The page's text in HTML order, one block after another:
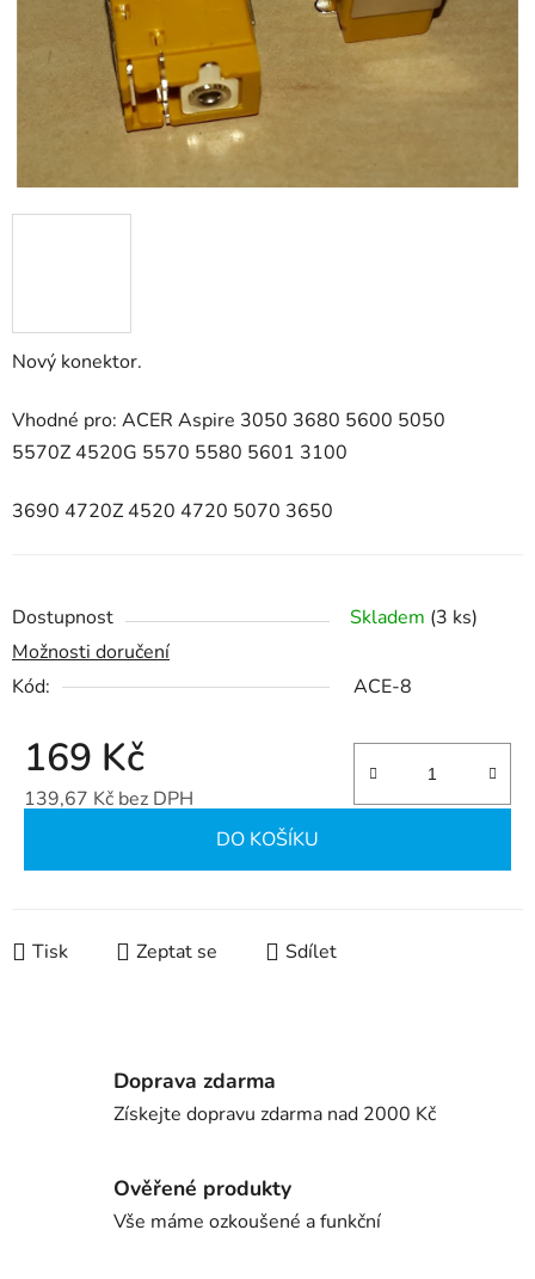
Nový konektor.
Vhodné pro: ACER Aspire 3050 3680 5600 5050
5570Z 4520G 5570 5580 5601 3100
3690 4720Z 4520 4720 5070 3650
Dostupnost Skladem (3 ks)
Možnosti doručení
Kód:
ACE-8
169 Kč
139,67 Kč bez DPH
DO KOŠÍKU
Tisk Zeptat se Sdílet
Doprava zdarma
Získejte dopravu zdarma nad 2000 Kč
Ověřené produkty
Vše máme ozkoušené a funkční